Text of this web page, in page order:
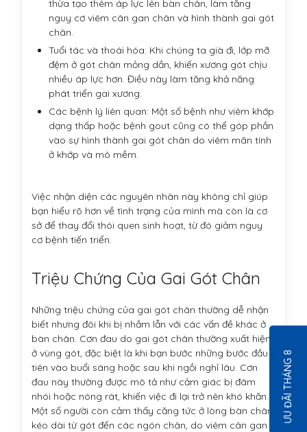
thừa tạo thêm áp lực lên bàn chân, làm tăng
nguy cơ viêm cân gan chân và hình thành gai gót
chân.
Tuổi tác và thoái hóa: Khi chúng ta già đi, lớp mỡ
đệm ở gót chân mỏng dần, khiến xương gót chịu
nhiều áp lực hơn. Điều này làm tăng khả năng
phát triển gai xương.
Các bệnh lý liên quan: Một số bệnh như viêm khớp
dạng thấp hoặc bệnh gout cũng có thể góp phần
vào sự hình thành gai gót chân do viêm mãn tính
ở khớp và mô mềm.
Việc nhận diện các nguyên nhân này không chỉ giúp
bạn hiểu rõ hơn về tình trạng của mình mà còn là cơ
sở để thay đổi thói quen sinh hoạt, từ đó giảm nguy
cơ bệnh tiến triển.
Triệu Chứng Của Gai Gót Chân
Những triệu chứng của gai gót chân thường dễ nhận
biết nhưng đôi khi bị nhầm lẫn với các vấn đề khác ở
bàn chân. Cơn đau do gai gót chân thường xuất hiện
ở vùng gót, đặc biệt là khi bạn bước những bước đầu
tiên vào buổi sáng hoặc sau khi ngồi nghỉ lâu. Cơn
đau này thường được mô tả như cảm giác bị đâm
nhói hoặc nóng rát, khiến việc đi lại trở nên khó khăn.
Một số người còn cảm thấy căng tức ở lòng bàn chân,
kéo dài từ gót đến các ngón chân, do viêm cân gan
ƯU ĐÃI THÁNG 8